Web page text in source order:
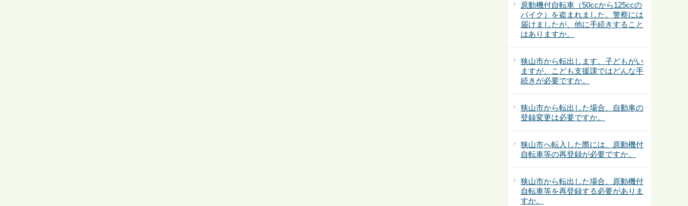
原動機付自転車（50ccから125ccの
バイク）を盗まれました。警察には
届けましたが、他に手続きすること
はありますか。
狭山市から転出します。子どもがい
ますが、こども支援課ではどんな手
続きが必要ですか。
狭山市から転出した場合、自動車の
登録変更は必要ですか。
狭山市へ転入した際には、原動機付
自転車等の再登録が必要ですか。
狭山市から転出した場合、原動機付
自転車等を再登録する必要がありま
すか。